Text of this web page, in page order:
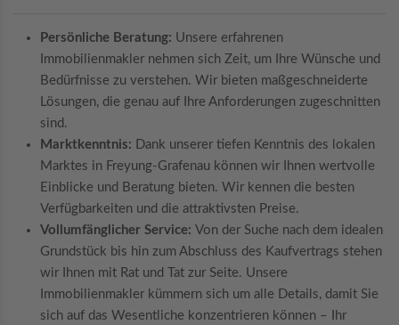
Persönliche Beratung: Unsere erfahrenen
Immobilienmakler nehmen sich Zeit, um Ihre Wünsche und
Bedürfnisse zu verstehen. Wir bieten maßgeschneiderte
Lösungen, die genau auf Ihre Anforderungen zugeschnitten
sind.
Marktkenntnis:
Dank unserer tiefen Kenntnis des lokalen
Marktes in Freyung-Grafenau können wir Ihnen wertvolle
Einblicke und Beratung bieten. Wir kennen die besten
Verfügbarkeiten und die attraktivsten Preise.
Vollumfänglicher Service: Von der Suche nach dem idealen
Grundstück bis hin zum Abschluss des Kaufvertrags stehen
wir Ihnen mit Rat und Tat zur Seite. Unsere
Immobilienmakler kümmern sich um alle Details, damit Sie
sich auf das Wesentliche konzentrieren können – Ihr